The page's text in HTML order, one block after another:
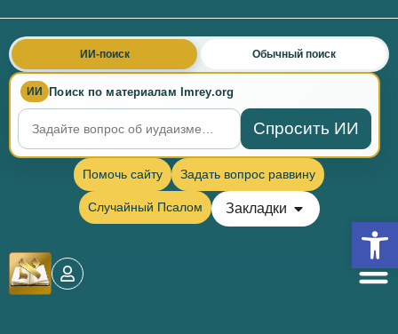
ИИ Поиск по материалам Imrey.org
Спросить ИИ
ИИ-поиск Обычный поиск
Помочь сайту Задать вопрос раввину
Случайный Псалом Закладки